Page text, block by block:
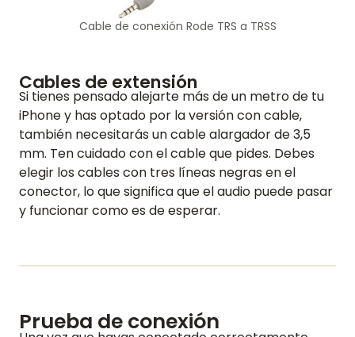
RESEÑAS
FUNCIONES
VÍDEO
SOPORTE
BLOG
Cable de conexión Rode TRS a TRSS
Cables de extensión
Si tienes pensado alejarte más de un metro de tu
iPhone y has optado por la versión con cable,
también necesitarás un cable alargador de 3,5
mm. Ten cuidado con el cable que pides. Debes
elegir los cables con tres líneas negras en el
conector, lo que significa que el audio puede pasar
y funcionar como es de esperar.
Prueba de conexión